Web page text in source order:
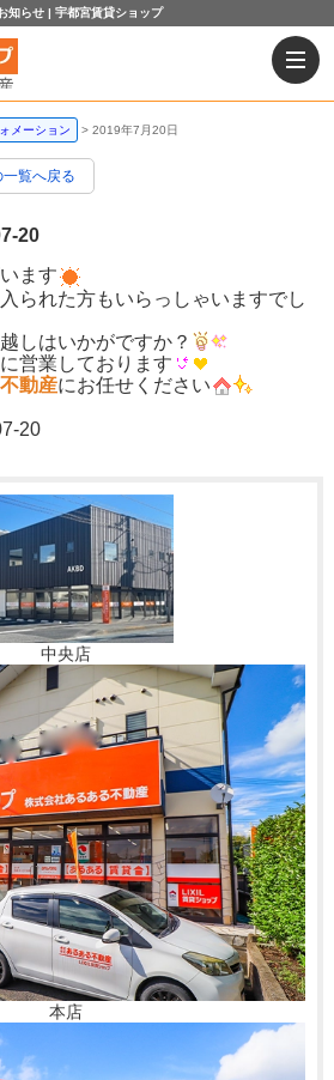
知らせ | 宇都宮賃貸ショップ
メーション 2019年7月20日
覧へ戻る
20
ます
られた方もいらっしゃいますでし
しはいかがですか？
営業しております
動産にお任せください
20
中央店
本店